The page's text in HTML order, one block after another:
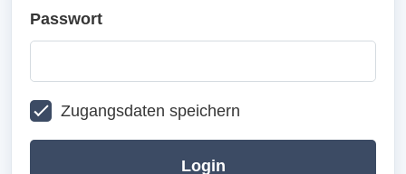
Passwort
Zugangsdaten speichern
Login